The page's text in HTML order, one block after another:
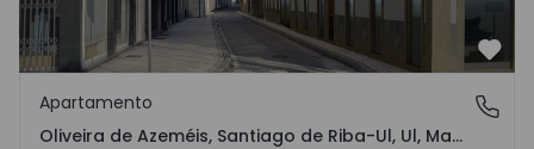
Oliveira de Azeméis, Santiago de Riba-Ul, Ul,
Apartamento
Oliveira de Azeméis, Santiago de Riba-Ul, Ul, Macinhata da Seixa e Madail, Aveiro